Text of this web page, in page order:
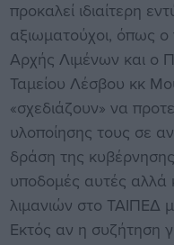
προκαλεί ιδιαίτερη
αξιωματούχοι, όπως ο
Αρχής Λιμένων και ο
Ταμείου Λέσβου κκ
«σχεδιάζουν» να
υλοποίησης τους σε
δράση της
υποδομές αυτές αλλά
λιμανιών στο ΤΑΙΠΕΔ
Εκτός αν η συζήτηση